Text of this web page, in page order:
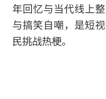
年回忆与当代线上
与搞笑自嘲，是短
民挑战热梗。